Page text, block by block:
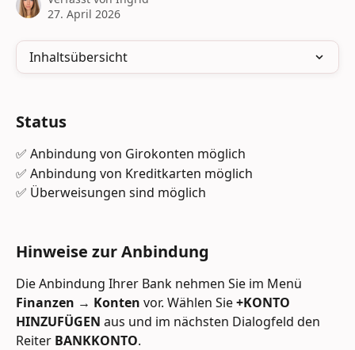
27. April 2026
Inhaltsübersicht
Status
✅ Anbindung von Girokonten möglich
✅ Anbindung von Kreditkarten möglich
✅ Überweisungen sind möglich
Hinweise zur Anbindung
Die Anbindung Ihrer Bank nehmen Sie im Menü
Finanzen → Konten vor. Wählen Sie +KONTO
HINZUFÜGEN aus und im nächsten Dialogfeld den
Reiter BANKKONTO.